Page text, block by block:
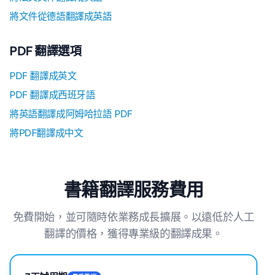
將文件從德語翻譯成英語
PDF 翻譯選項
PDF 翻譯成英文
PDF 翻譯成西班牙語
將英語翻譯成阿姆哈拉語 PDF
將PDF翻譯成中文
書籍翻譯服務費用
免費開始，並可隨時依業務成長擴展。以遠低於人工
翻譯的價格，獲得專業級的翻譯成果。